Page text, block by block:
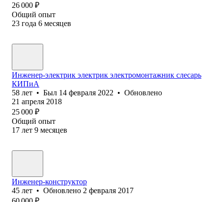
26 000 ₽
Общий опыт
23 года 6 месяцев
Инженер-электрик электрик электромонтажник слесарь
КИПиА
58 лет • Был 14 февраля 2022 • Обновлено
21 апреля 2018
25 000 ₽
Общий опыт
17 лет 9 месяцев
Инженер-конструктор
45 лет • Обновлено 2 февраля 2017